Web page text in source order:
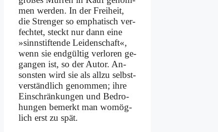
men wer­den. In der Frei­heit,
die Stren­ger so em­pha­tisch ver­
fech­tet, steckt nur dann ei­ne
»sinn­stif­ten­de Lei­den­schaft«,
wenn sie end­gül­tig ver­lo­ren ge­
gan­gen ist, so der Au­tor. An­
son­sten wird sie als all­zu selbst­
ver­ständ­lich ge­nom­men; ih­re
Ein­schrän­kun­gen und Be­dro­
hun­gen be­merkt man wo­mög­
lich erst zu spät.